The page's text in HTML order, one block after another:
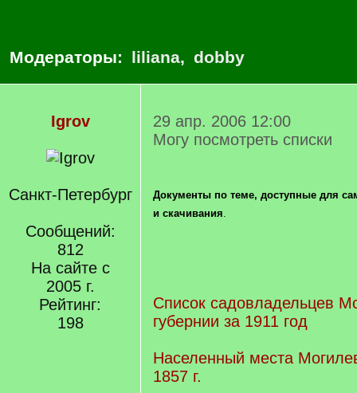
Модераторы: liliana, dobby
Igrov
Санкт-Петербург
Сообщений:
812
На сайте с
2005 г.
Рейтинг:
198
29 апр. 2006 12:00
Могу посмотреть списки
Документы по теме, доступные для
и скачивания.
Список садовладельцев
губернии за 1911 год
Населенный места
1857 г.